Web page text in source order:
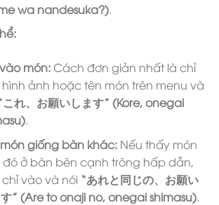
wa nandesuka?).
món:Cách đơn giản nhất là chỉ
ảnh hoặc tên món trên menu và
これ、お願いします” (Kore, onegai
.
giống bàn khác:Nếu thấy món
đó ở bàn bên cạnh trông hấp dẫn,
vào và nói “あれと同じの、お願い
す” (Are to onaji no, onegai shimasu).